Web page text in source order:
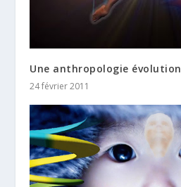
Une anthropologie
24 février 2011